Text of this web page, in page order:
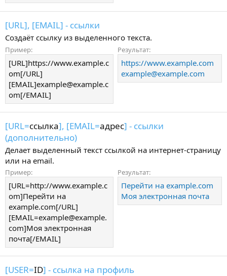
[URL], [EMAIL] - ссылки
Создаёт ссылку из выделенного текста.
Пример:
[URL]https://www.example.c
om[/URL]
[EMAIL]example@example.c
om[/EMAIL]
Результат:
https://www.example.com
example@example.com
[URL=ссылка], [EMAIL=адрес] - ссылки
(дополнительно)
Делает выделенный текст ссылкой на интернет-страницу
или на email.
Пример:
[URL=http://www.example.c
om]Перейти на
example.com[/URL]
[EMAIL=example@example.
com]Моя электронная
почта[/EMAIL]
Результат:
Перейти на example.com
Моя электронная почта
[USER=ID] - ссылка на профиль